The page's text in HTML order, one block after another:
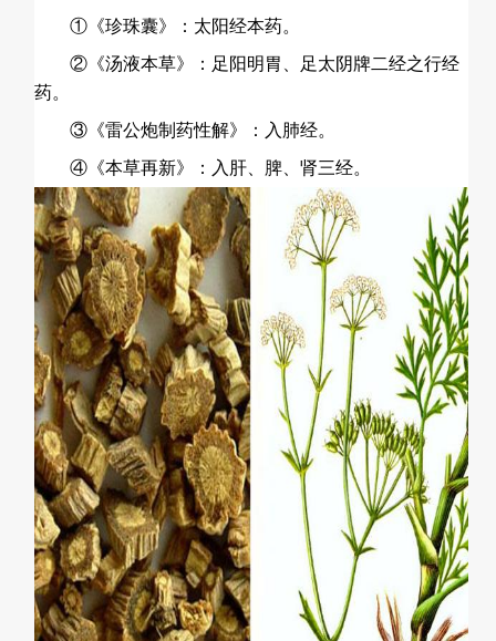
①《珍珠囊》：太阳经本药。
②《汤液本草》：足阳明胃、足太阴牌二经之行经
药。
③《雷公炮制药性解》：入肺经。
④《本草再新》：入肝、脾、肾三经。